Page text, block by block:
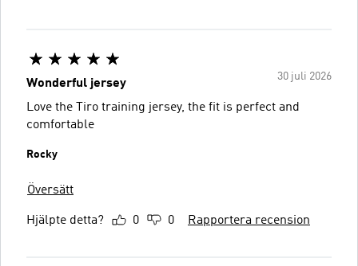
30 juli 2026
Wonderful jersey
Love the Tiro training jersey, the fit is perfect and
comfortable
Rocky
Översätt
Hjälpte detta? 0 0 Rapportera recension